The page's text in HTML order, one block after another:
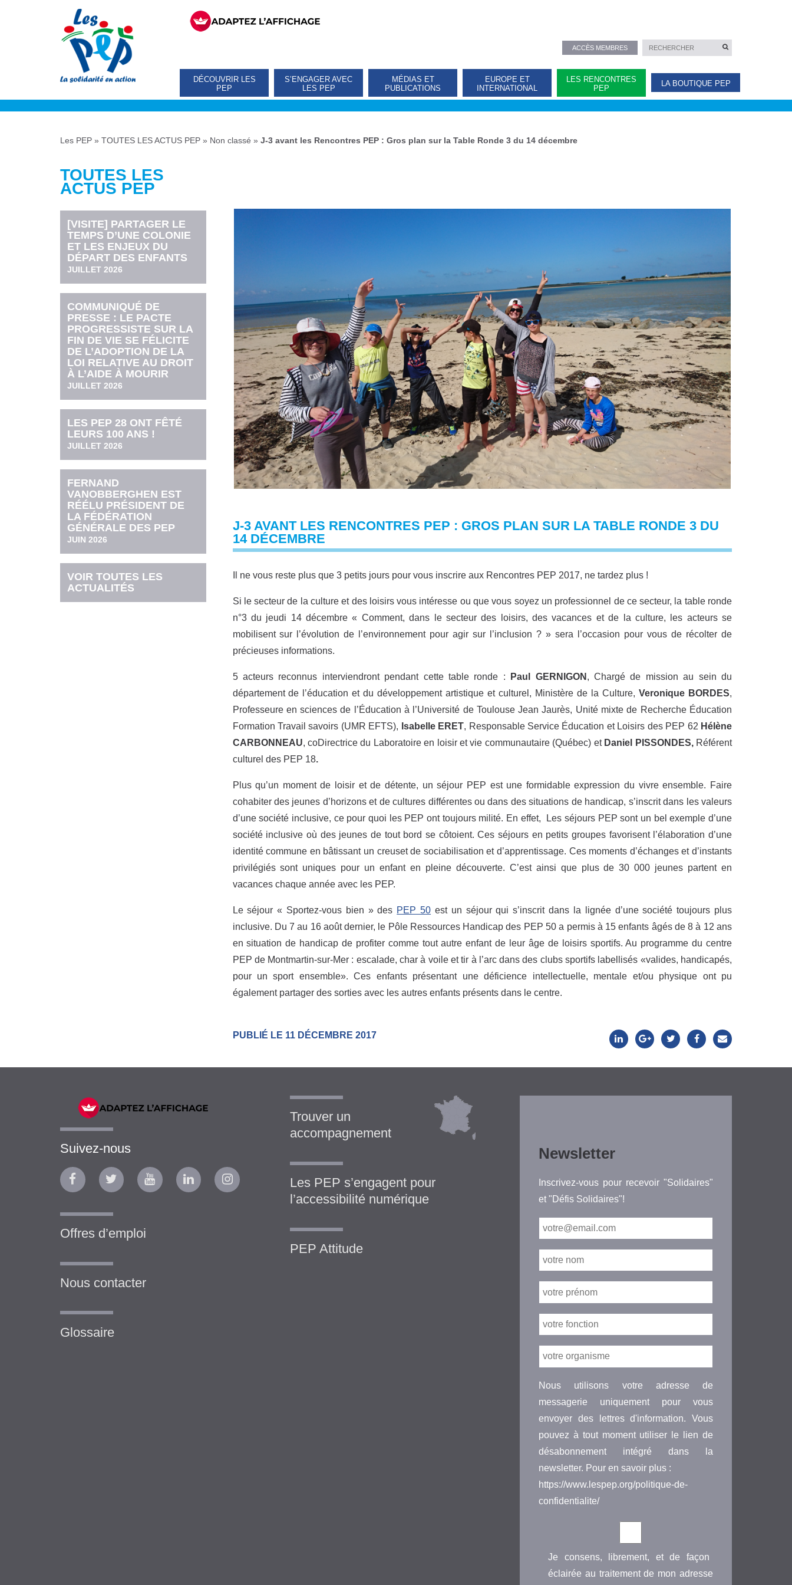
ACCÈS MEMBRES
DÉCOUVRIR LES
PEP
S’ENGAGER AVEC
LES PEP
MÉDIAS ET
PUBLICATIONS
EUROPE ET
INTERNATIONAL
LES RENCONTRES
PEP
LA BOUTIQUE PEP
Les PEP » TOUTES LES ACTUS PEP » Non classé » J-3 avant les Rencontres PEP : Gros plan sur la Table Ronde 3 du 14 décembre
TOUTES LES
ACTUS PEP
[VISITE] PARTAGER LE
TEMPS D’UNE COLONIE
ET LES ENJEUX DU
DÉPART DES ENFANTS
JUILLET 2026
COMMUNIQUÉ DE
PRESSE : LE PACTE
PROGRESSISTE SUR LA
FIN DE VIE SE FÉLICITE
DE L’ADOPTION DE LA
LOI RELATIVE AU DROIT
À L’AIDE À MOURIR
JUILLET 2026
LES PEP 28 ONT FÊTÉ
LEURS 100 ANS !
JUILLET 2026
FERNAND
VANOBBERGHEN EST
RÉÉLU PRÉSIDENT DE
LA FÉDÉRATION
GÉNÉRALE DES PEP
JUIN 2026
VOIR TOUTES LES
ACTUALITÉS
J-3 AVANT LES RENCONTRES PEP : GROS PLAN SUR LA TABLE RONDE 3 DU
14 DÉCEMBRE
Il ne vous reste plus que 3 petits jours pour vous inscrire aux Rencontres PEP 2017, ne tardez plus !
Si le secteur de la culture et des loisirs vous intéresse ou que vous soyez un professionnel de ce secteur, la table ronde
n°3 du jeudi 14 décembre « Comment, dans le secteur des loisirs, des vacances et de la culture, les acteurs se
mobilisent sur l’évolution de l’environnement pour agir sur l’inclusion ? » sera l’occasion pour vous de récolter de
précieuses informations.
5 acteurs reconnus interviendront pendant cette table ronde : Paul GERNIGON , Chargé de mission au sein du
département de l’éducation et du développement artistique et culturel, Ministère de la Culture,Veronique BORDES,
Professeure en sciences de l’Éducation à l’Université de Toulouse Jean Jaurès, Unité mixte de Recherche Éducation
Formation Travail savoirs (UMR EFTS), Isabelle ERET, Responsable Service Éducation et Loisirs des PEP 62 Hélène
CARBONNEAU, coDirectrice du Laboratoire en loisir et vie communautaire (Québec) et Daniel PISSONDES, Référent
culturel des PEP 18.
Plus qu’un moment de loisir et de détente, un séjour PEP est une formidable expression du vivre ensemble. Faire
cohabiter des jeunes d’horizons et de cultures différentes ou dans des situations de handicap, s’inscrit dans les valeurs
d’une société inclusive, ce pour quoi les PEP ont toujours milité. En effet, Les séjours PEP sont un bel exemple d’une
société inclusive où des jeunes de tout bord se côtoient. Ces séjours en petits groupes favorisent l’élaboration d’une
identité commune en bâtissant un creuset de sociabilisation et d’apprentissage. Ces moments d’échanges et d’instants
privilégiés sont uniques pour un enfant en pleine découverte. C’est ainsi que plus de 30 000 jeunes partent en
vacances chaque année avec les PEP.
Le séjour « Sportez-vous bien » des PEP 50 est un séjour qui s’inscrit dans la lignée d’une société toujours plus
inclusive. Du 7 au 16 août dernier, le Pôle Ressources Handicap des PEP 50 a permis à 15 enfants âgés de 8 à 12 ans
en situation de handicap de profiter comme tout autre enfant de leur âge de loisirs sportifs. Au programme du centre
PEP de Montmartin-sur-Mer : escalade, char à voile et tir à l’arc dans des clubs sportifs labellisés «valides, handicapés,
pour un sport ensemble». Ces enfants présentant une déficience intellectuelle, mentale et/ou physique ont pu
également partager des sorties avec les autres enfants présents dans le centre.
PUBLIÉ LE 11 DÉCEMBRE 2017
Suivez-nous
Offres d’emploi
Nous contacter
Glossaire
Trouver un
accompagnement
Les PEP s’engagent pour
l’accessibilité numérique
PEP Attitude
Newsletter
Inscrivez-vous pour recevoir "Solidaires"
et "Défis Solidaires"!
Nous utilisons votre adresse de
messagerie uniquement pour vous
envoyer des lettres d'information. Vous
pouvez à tout moment utiliser le lien de
désabonnement intégré dans la
newsletter. Pour en savoir plus :
https://www.lespep.org/politique-de-
confidentialite/
Je consens, librement, et de façon
éclairée au traitement de mon adresse